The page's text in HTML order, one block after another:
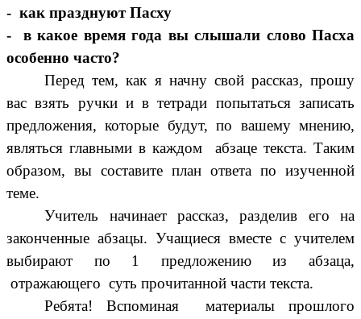
- как празднуют Пасху
- в какое время года вы слышали слово Пасха
особенно часто?
Перед тем, как я начну свой рассказ, прошу
вас взять ручки и в тетради попытаться записать
предложения, которые будут, по вашему мнению,
являться главными в каждом абзаце текста. Таким
образом, вы составите план ответа по изученной
теме.
Учитель начинает рассказ, разделив его на
законченные абзацы. Учащиеся вместе с учителем
выбирают по 1 предложению из абзаца,
отражающего суть прочитанной части текста.
Ребята! Вспоминая материалы прошлого